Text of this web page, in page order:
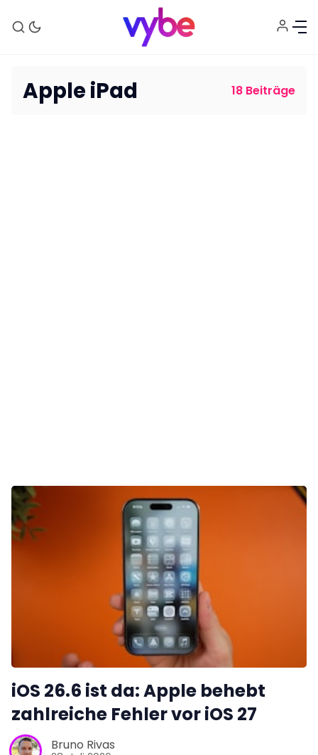
Team
Zusammenarbeit
Kontakt
Impressum
Apple iPad 18 Beiträge
iOS 26.6 ist da: Apple behebt
zahlreiche Fehler vor iOS 27
Bruno Rivas